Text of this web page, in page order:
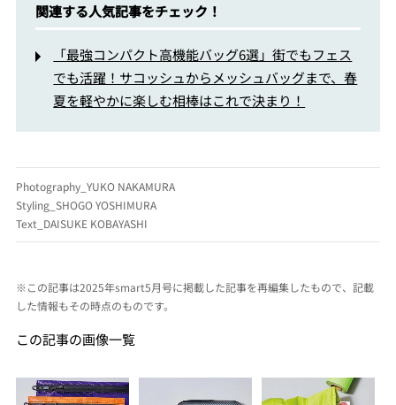
関連する人気記事をチェック！
「最強コンパクト高機能バッグ6選」街でもフェス
でも活躍！サコッシュからメッシュバッグまで、春
夏を軽やかに楽しむ相棒はこれで決まり！
Photography_YUKO NAKAMURA
Styling_SHOGO YOSHIMURA
Text_DAISUKE KOBAYASHI
※この記事は2025年smart5月号に掲載した記事を再編集したもので、記載
した情報もその時点のものです。
この記事の画像一覧